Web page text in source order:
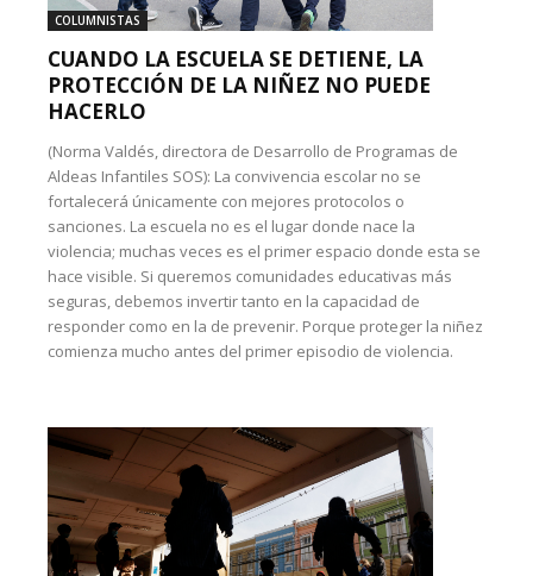
COLUMNISTAS
CUANDO LA ESCUELA SE DETIENE, LA
PROTECCIÓN DE LA NIÑEZ NO PUEDE
HACERLO
(Norma Valdés, directora de Desarrollo de Programas de
Aldeas Infantiles SOS): La convivencia escolar no se
fortalecerá únicamente con mejores protocolos o
sanciones. La escuela no es el lugar donde nace la
violencia; muchas veces es el primer espacio donde esta se
hace visible. Si queremos comunidades educativas más
seguras, debemos invertir tanto en la capacidad de
responder como en la de prevenir. Porque proteger la niñez
comienza mucho antes del primer episodio de violencia.